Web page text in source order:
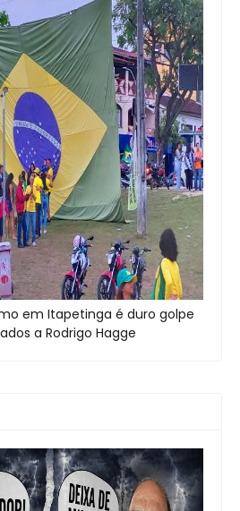
em Itapetinga é duro golpe
a Rodrigo Hagge